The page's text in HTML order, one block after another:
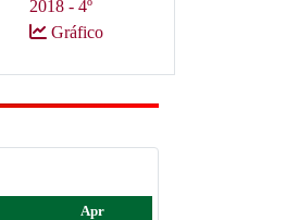
2018 - 4º
Gráfico
Apr